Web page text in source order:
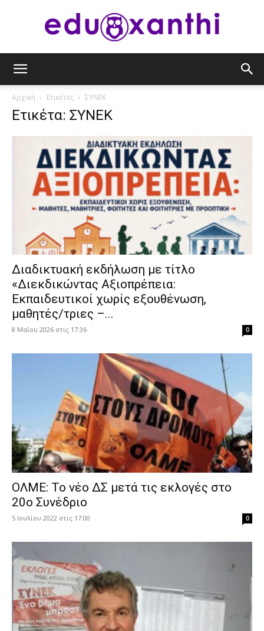
Αρχική Ετικέτες ΣΥΝΕΚ
Ετικέτα: ΣΥΝΕΚ
Διαδικτυακή εκδήλωση με τίτλο
«Διεκδικώντας Αξιοπρέπεια:
Εκπαιδευτικοί χωρίς εξουθένωση,
μαθητές/τριες –...
8 Μαΐου 2026 στις 17:36 0
ΟΛΜΕ: Το νέο ΔΣ μετά τις εκλογές στο
20ο Συνέδριο
5 Ιουλίου 2022 στις 17:00 0